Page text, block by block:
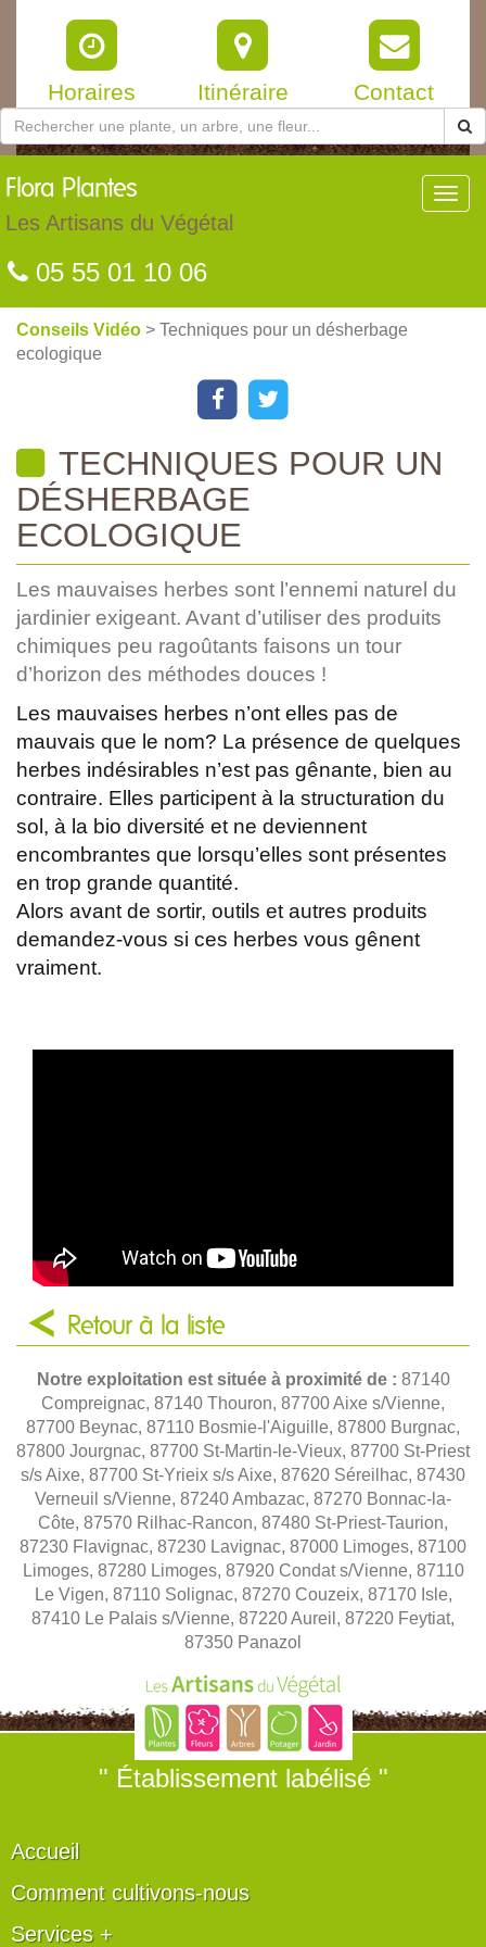
Horaires Itinéraire Contact
Flora Plantes
Les Artisans du Végétal
05 55 01 10 06
Conseils Vidéo > Techniques pour un désherbage
ecologique
TECHNIQUES POUR UN
DÉSHERBAGE
ECOLOGIQUE
Les mauvaises herbes sont l’ennemi naturel du
jardinier exigeant. Avant d’utiliser des produits
chimiques peu ragoûtants faisons un tour
d’horizon des méthodes douces !
Les mauvaises herbes n’ont elles pas de
mauvais que le nom? La présence de quelques
herbes indésirables n’est pas gênante, bien au
contraire. Elles participent à la structuration du
sol, à la bio diversité et ne deviennent
encombrantes que lorsqu’elles sont présentes
en trop grande quantité.
Alors avant de sortir, outils et autres produits
demandez-vous si ces herbes vous gênent
vraiment.
Retour à la liste
Notre exploitation est située à proximité de : 87140
Compreignac, 87140 Thouron, 87700 Aixe s/Vienne,
87700 Beynac, 87110 Bosmie-l'Aiguille, 87800 Burgnac,
87800 Jourgnac, 87700 St-Martin-le-Vieux, 87700 St-Priest
s/s Aixe, 87700 St-Yrieix s/s Aixe, 87620 Séreilhac, 87430
Verneuil s/Vienne, 87240 Ambazac, 87270 Bonnac-la-
Côte, 87570 Rilhac-Rancon, 87480 St-Priest-Taurion,
87230 Flavignac, 87230 Lavignac, 87000 Limoges, 87100
Limoges, 87280 Limoges, 87920 Condat s/Vienne, 87110
Le Vigen, 87110 Solignac, 87270 Couzeix, 87170 Isle,
87410 Le Palais s/Vienne, 87220 Aureil, 87220 Feytiat,
87350 Panazol
" Établissement labélisé "
Accueil
Comment cultivons-nous
Services +